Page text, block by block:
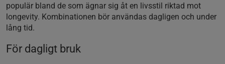
populär bland de som ägnar sig åt en livsstil riktad mot
longevity. Kombinationen bör användas dagligen och under
lång tid.
För dagligt bruk